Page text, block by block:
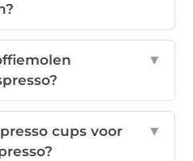
▼
cups voor
▼